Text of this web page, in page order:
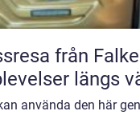
från
längs
använda den här